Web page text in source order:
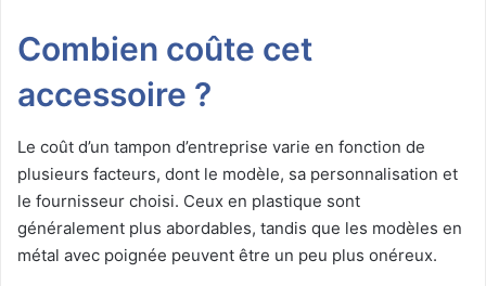
Combien coûte cet
accessoire ?
Le coût d’un tampon d’entreprise varie en fonction de
plusieurs facteurs, dont le modèle, sa personnalisation et
le fournisseur choisi. Ceux en plastique sont
généralement plus abordables, tandis que les modèles en
métal avec poignée peuvent être un peu plus onéreux.